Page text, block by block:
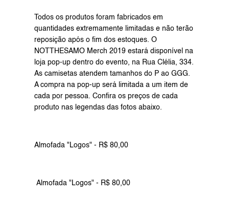
Todos os produtos foram fabricados em
quantidades extremamente limitadas e não terão
reposição após o fim dos estoques. O
NOTTHESAMO Merch 2019 estará disponível na
loja pop-up dentro do evento, na Rua Clélia, 334.
As camisetas atendem tamanhos do P ao GGG.
A compra na pop-up será limitada a um item de
cada por pessoa. Confira os preços de cada
produto nas legendas das fotos abaixo.
Almofada "Logos" - R$ 80,00
Almofada "Logos" - R$ 80,00